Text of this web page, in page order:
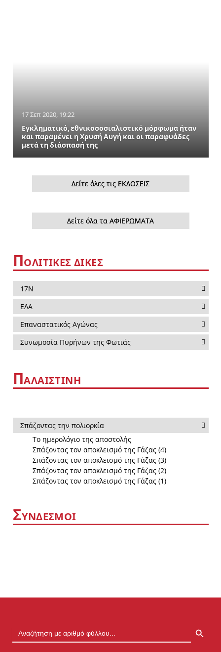
17 Σεπ 2020, 19:22
Εγκληματικό, εθνικοσοσιαλιστικό μόρφωμα ήταν
και παραμένει η Χρυσή Αυγή και οι παραφυάδες
μετά τη διάσπασή της
Δείτε όλες τις ΕΚΔΟΣΕΙΣ
Δείτε όλα τα ΑΦΙΕΡΩΜΑΤΑ
ΠΟΛΙΤΙΚΕΣ ΔΙΚΕΣ
17Ν
ΕΛΑ
Επαναστατικός Αγώνας
Συνωμοσία Πυρήνων της Φωτιάς
ΠΑΛΑΙΣΤΙΝΗ
Σπάζοντας την πολιορκία
Το ημερολόγιο της αποστολής
Σπάζοντας τον αποκλεισμό της Γάζας (4)
Σπάζοντας τον αποκλεισμό της Γάζας (3)
Σπάζοντας τον αποκλεισμό της Γάζας (2)
Σπάζοντας τον αποκλεισμό της Γάζας (1)
ΣΥΝΔΕΣΜΟΙ